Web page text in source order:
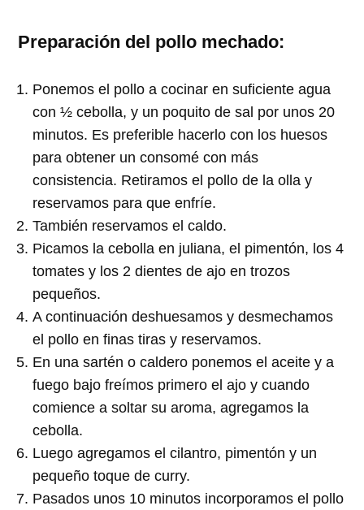
Preparación del pollo mechado:
Ponemos el pollo a cocinar en suficiente agua
con ½ cebolla, y un poquito de sal por unos 20
minutos. Es preferible hacerlo con los huesos
para obtener un consomé con más
consistencia. Retiramos el pollo de la olla y
reservamos para que enfríe.
También reservamos el caldo.
Picamos la cebolla en juliana, el pimentón, los 4
tomates y los 2 dientes de ajo en trozos
pequeños.
A continuación deshuesamos y desmechamos
el pollo en finas tiras y reservamos.
En una sartén o caldero ponemos el aceite y a
fuego bajo freímos primero el ajo y cuando
comience a soltar su aroma, agregamos la
cebolla.
Luego agregamos el cilantro, pimentón y un
pequeño toque de curry.
Pasados unos 10 minutos incorporamos el pollo